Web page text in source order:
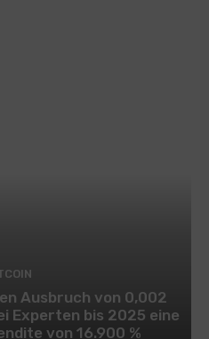
Ausbruch von 0,002
Experten bis 2025 eine
von 16.900 %